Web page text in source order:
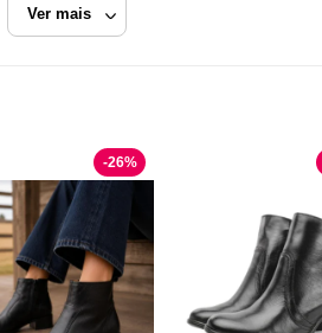
LTDA
Ver mais
-26%